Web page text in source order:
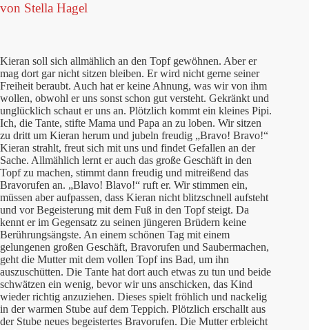
von Stella Hagel
Kieran soll sich allmählich an den Topf gewöhnen. Aber er
mag dort gar nicht sitzen bleiben. Er wird nicht gerne seiner
Freiheit beraubt. Auch hat er keine Ahnung, was wir von ihm
wollen, obwohl er uns sonst schon gut versteht. Gekränkt und
unglücklich schaut er uns an. Plötzlich kommt ein kleines Pipi.
Ich, die Tante, stifte Mama und Papa an zu loben. Wir sitzen
zu dritt um Kieran herum und jubeln freudig „Bravo! Bravo!“
Kieran strahlt, freut sich mit uns und findet Gefallen an der
Sache. Allmählich lernt er auch das große Geschäft in den
Topf zu machen, stimmt dann freudig und mitreißend das
Bravorufen an. „Blavo! Blavo!“ ruft er. Wir stimmen ein,
müssen aber aufpassen, dass Kieran nicht blitzschnell aufsteht
und vor Begeisterung mit dem Fuß in den Topf steigt. Da
kennt er im Gegensatz zu seinen jüngeren Brüdern keine
Berührungsängste. An einem schönen Tag mit einem
gelungenen großen Geschäft, Bravorufen und Saubermachen,
geht die Mutter mit dem vollen Topf ins Bad, um ihn
auszuschütten. Die Tante hat dort auch etwas zu tun und beide
schwätzen ein wenig, bevor wir uns anschicken, das Kind
wieder richtig anzuziehen. Dieses spielt fröhlich und nackelig
in der warmen Stube auf dem Teppich. Plötzlich erschallt aus
der Stube neues begeistertes Bravorufen. Die Mutter erbleicht